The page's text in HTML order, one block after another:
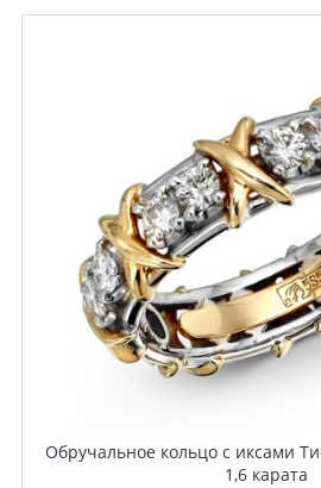
Обручальное кольцо с иксами
1,6 карата